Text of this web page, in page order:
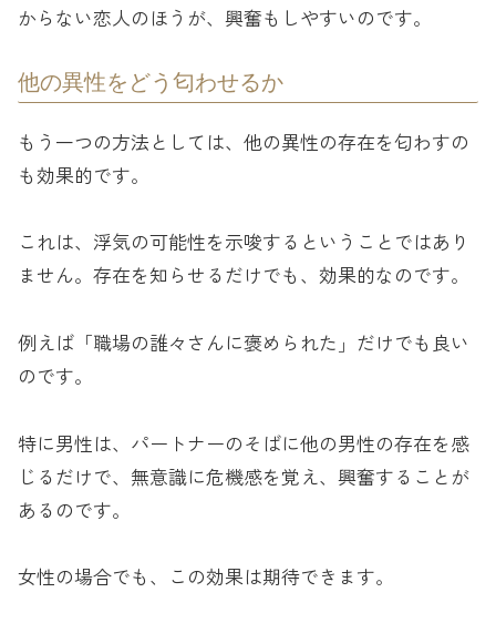
からない恋人のほうが、興奮もしやすいのです。
他の異性をどう匂わせるか
もう一つの方法としては、他の異性の存在を匂わすの
も効果的です。
これは、浮気の可能性を示唆するということではあり
ません。存在を知らせるだけでも、効果的なのです。
例えば「職場の誰々さんに褒められた」だけでも良い
のです。
特に男性は、パートナーのそばに他の男性の存在を感
じるだけで、無意識に危機感を覚え、興奮することが
あるのです。
女性の場合でも、この効果は期待できます。